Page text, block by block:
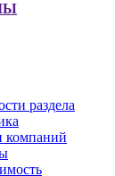
раздела
компаний